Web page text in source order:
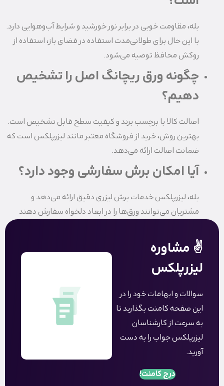
بله، مقاومت خوبی در برابر نور خورشید و شرایط آب‌وهوایی دارد.
با این حال برای طولانی‌مدت استفاده در فضای باز، استفاده از
روکش محافظ توصیه می‌شود.
چگونه ورق ریچانگ اصل را تشخیص
دهیم؟
اصالت کالا با برچسب برند و کیفیت سطح قابل تشخیص است.
بهترین روش، خرید از فروشگاه معتبر مانند لیزرپلکس است که
ضمانت اصالت ارائه می‌دهد.
آیا امکان برش سفارشی وجود دارد؟
بله، لیزرپلکس خدمات برش لیزری دقیق ارائه می‌دهد و
مشتریان می‌توانند ورق‌ها را در ابعاد دلخواه سفارش دهند
✌️ مشاوره
لیزرپلکس
سوالات و ابهامات خود را در
این صفحه کامنت بگذاربد تا
به سرعت از کارشناسان
لیزرپلکس جواب را به دست
آورید.
درج کامنت!